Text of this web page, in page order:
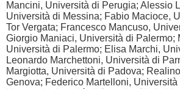
Mancini, Università di Perugia; Alessio
Università di Messina; Fabio Macioce,
Tor Vergata; Francesco Mancuso,
Giorgio Maniaci, Università di Palermo;
Università di Palermo; Elisa Marchi,
Leonardo Marchettoni, Università di
Margiotta, Università di Padova;
Genova; Federico Martelloni,